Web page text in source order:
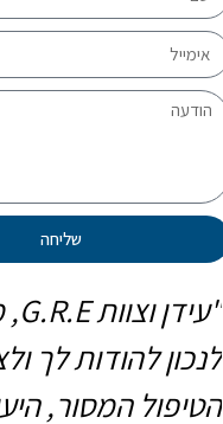
שליחה
תודה על ליווי
שאיפשר לנו להפוך